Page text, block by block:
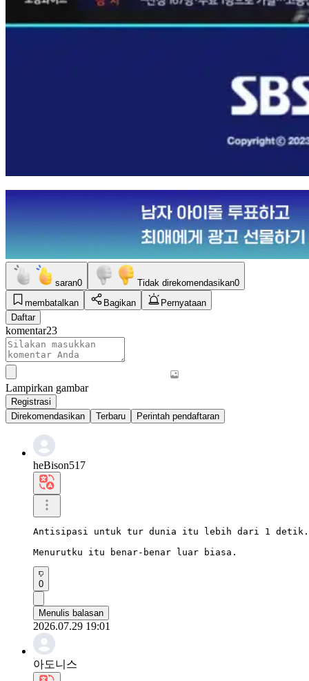
saran0 Tidak direkomendasikan0
membatalkan
Bagikan
Pernyataan
Daftar
komentar23
Lampirkan gambar
Registrasi
Direkomendasikan
Terbaru Perintah pendaftaran
heBison517
Antisipasi untuk tur dunia itu lebih dari 1 detik.
Menurutku itu benar-benar luar biasa.
0
Menulis balasan
2026.07.29 19:01
아도니스